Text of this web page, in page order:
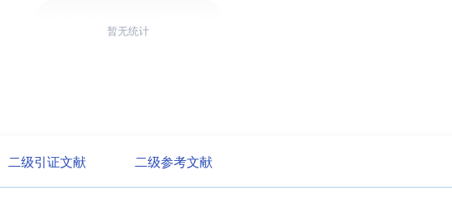
暂无统计
二级引证文献 二级参考文献